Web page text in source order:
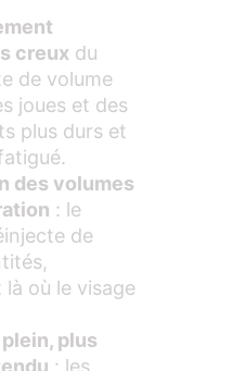
creux du
de volume
joues et des
plus durs et
des volumes
: le
de
où le visage
plus
: les